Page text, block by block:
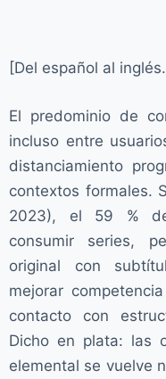
[Del español al
El predominio de
incluso entre
distanciamiento
contextos formales.
2023), el 59 %
consumir series,
original con
mejorar
contacto con
Dicho en plata: las
elemental se vuelve